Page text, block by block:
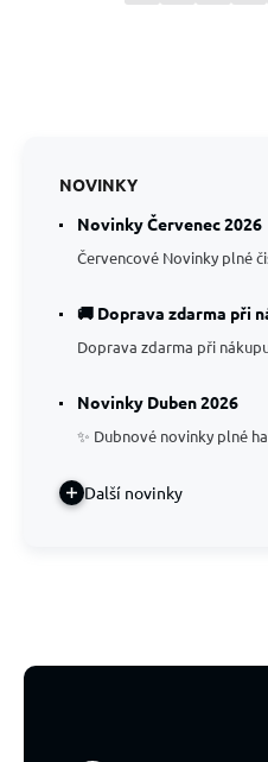
NOVINKY
Novinky Červenec 2026
Červencové Novinky plné
🚚 Doprava zdarma při
Doprava zdarma při
Novinky Duben 2026
✨ Dubnové novinky plné
Další novinky